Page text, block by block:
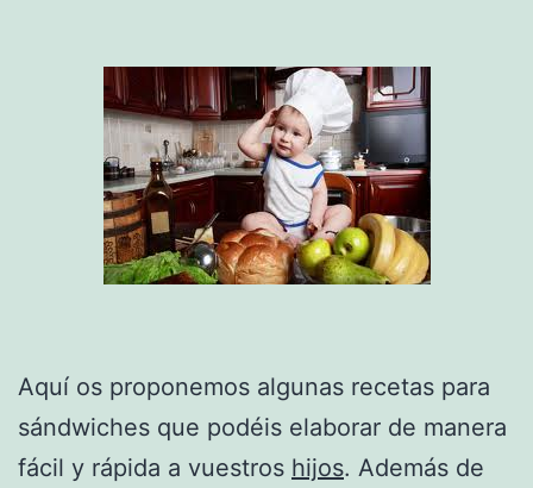
Aquí os proponemos algunas recetas para
sándwiches que podéis elaborar de manera
fácil y rápida a vuestros hijos. Además de